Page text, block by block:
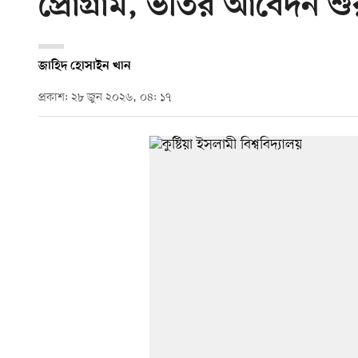
প্রোগ্রাম, ভর্তির আবেদন
জাহিদ হোসাইন খান
প্রকাশ: ২৮ জুন ২০২৬, ০৪: ১৭